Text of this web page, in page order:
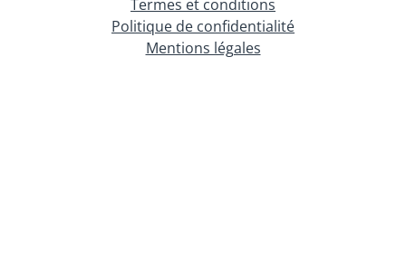
Termes et conditions
Politique de confidentialité
Mentions légales